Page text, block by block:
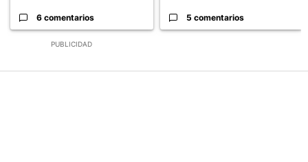
PUBLICIDAD
6 comentarios 5 comentarios